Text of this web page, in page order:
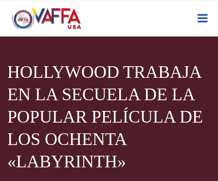
HOLLYWOOD TRABAJA
EN LA SECUELA DE LA
POPULAR PELÍCULA DE
LOS OCHENTA
«LABYRINTH»